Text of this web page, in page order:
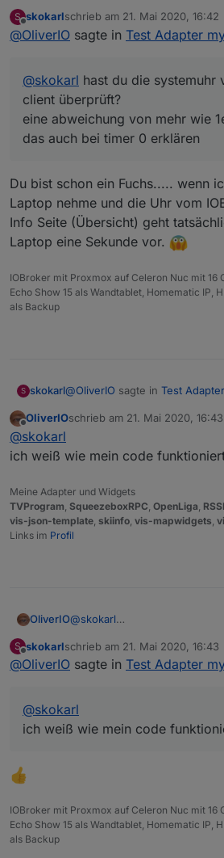
eine abweichung von mehr
das auch bei timer 0 erklären
S
Offline
skokarlschrieb am 21. Mai 2020, 16:42
zuletzt editiert von
@OliverIO sagte in Test Adapter
@skokarl hast du die systemuhr
client überprüft?
eine abweichung von mehr wie
das auch bei timer 0 erklären
Du bist schon ein Fuchs..... wenn
Laptop nehme und die Uhr vom
Info Seite (Übersicht) geht
Laptop eine Sekunde vor.
IOBroker mit Proxmox auf Celeron Nuc mit 16
Echo Show 15 als Wandtablet, Homematic IP,
als Backup
S skokarl@OliverIO sagte in Test
client überprüft?
eine abweichung von mehr
Du bist schon ein Fuchs.....
Info Seite (Übersicht) geht
Laptop eine Sekunde vor.
Offline
OliverIOschrieb am 21. Mai 2020, 16:43
zuletzt editiert von
@skokarl
ich weiß wie mein code
Meine Adapter und Widgets
TVProgram, SqueezeboxRPC, OpenLiga,
vis-json-template, skiinfo, vis-mapwidgets,
Links im Profil
OliverIO@skokarl
S
Offline
skokarlschrieb am 21. Mai 2020, 16:43
zuletzt editiert von
@OliverIO sagte in Test Adapter
@skokarl
ich weiß wie mein code
IOBroker mit Proxmox auf Celeron Nuc mit 16
Echo Show 15 als Wandtablet, Homematic IP,
als Backup